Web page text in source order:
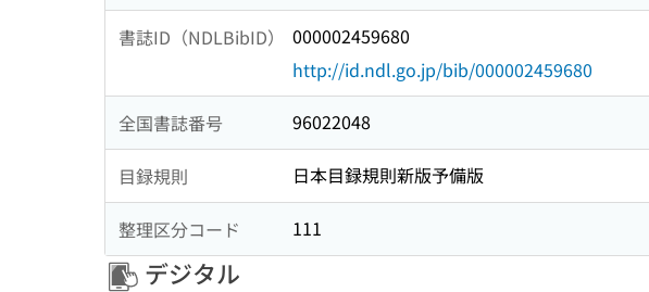
書誌ID（NDLBibID）
000002459680
http://id.ndl.go.jp/bib/000002459680
全国書誌番号 96022048
目録規則 日本目録規則新版予備版
整理区分コード 111
デジタル